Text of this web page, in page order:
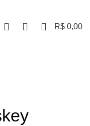
R$ 0,00